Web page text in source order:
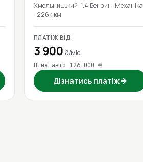
Хмельницький 1.4 Бензин Механіка
226к км
ПЛАТІЖ ВІД
3 900 ₴/міс
Ціна авто 126 000 ₴
Дізнатись платіж→